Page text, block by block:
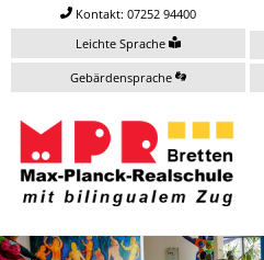
content
Kontakt: 07252 94400
Leichte Sprache
Gebärdensprache